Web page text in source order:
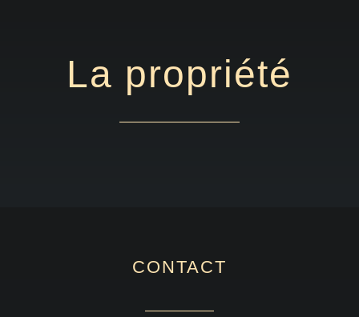
La propriété
CONTACT